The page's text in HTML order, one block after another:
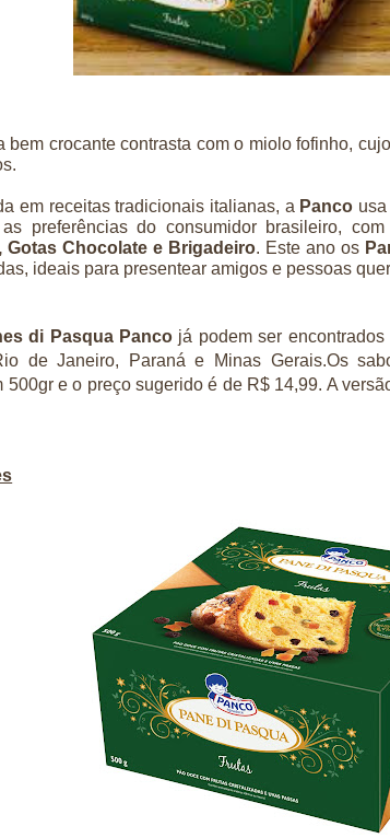
bem crocante contrasta com o miolo fofinho,
em receitas tradicionais italianas, a Panco
preferências do consumidor brasileiro,
Gotas Chocolate e Brigadeiro. Este ano os
ideais para presentear amigos e pessoas
di Pasqua Panco já podem ser
de Janeiro, Paraná e Minas Gerais.Os
500gr e o preço sugerido é de R$ 14,99. A